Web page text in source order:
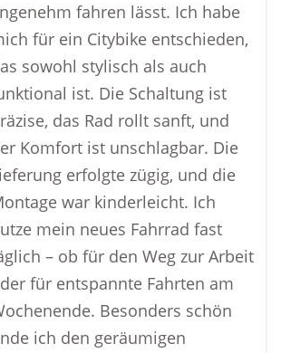
fahren lässt. Ich habe
für ein Citybike entschieden,
sowohl stylisch als auch
ist. Die Schaltung ist
das Rad rollt sanft, und
Komfort ist unschlagbar. Die
erfolgte zügig, und die
war kinderleicht. Ich
mein neues Fahrrad fast
– ob für den Weg zur Arbeit
für entspannte Fahrten am
Besonders schön
ich den geräumigen